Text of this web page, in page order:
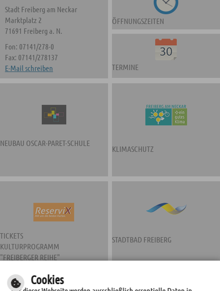
Stadt Freiberg am Neckar
Marktplatz 2
71691 Freiberg a. N.
Fon: 07141/278-0
Fax: 07141/278137
E-Mail schreiben
ÖFFNUNGSZEITEN
TERMINE
NEUBAU OSCAR-PARET-SCHULE
KLIMASCHUTZ
TICKETS
KULTURPROGRAMM
"FREIBERGER REIHE"
STADTBAD FREIBERG
Cookies